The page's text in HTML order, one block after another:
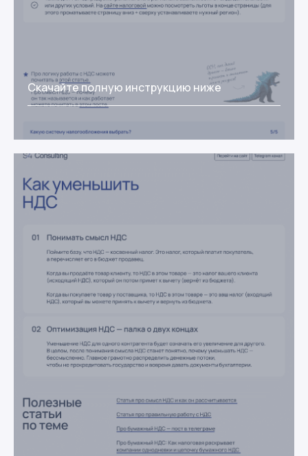
Скачайте полную инструкцию ниже
Заполните
форму, чтобы
получить
инструкцию